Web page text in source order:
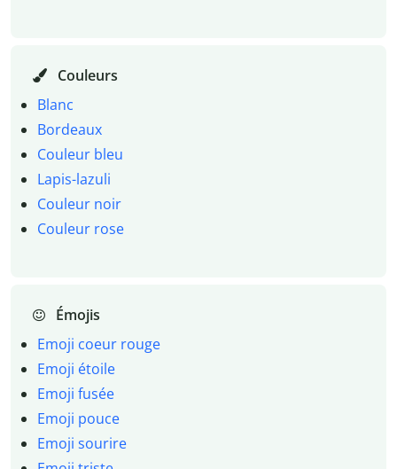
Couleurs
Blanc
Bordeaux
Couleur bleu
Lapis-lazuli
Couleur noir
Couleur rose
Émojis
Emoji coeur rouge
Emoji étoile
Emoji fusée
Emoji pouce
Emoji sourire